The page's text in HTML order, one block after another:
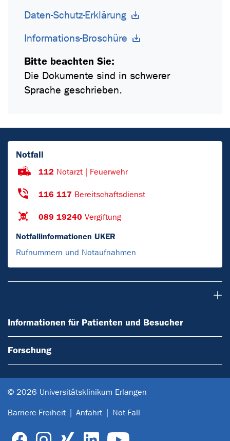
Daten-Schutz-Erklärung
Informations-Broschüre
Bitte beachten Sie:
Die Dokumente sind in schwerer
Sprache geschrieben.
Notfall
112 Notarzt | Feuerwehr
116 117 Bereitschaftsdienst
089 19240 Vergiftung
Notfallinformationen UKER
Rufnummern und Notaufnahmen
Informationen für Patienten und Besucher
Forschung
© 2026 Universitätsklinikum Erlangen
Barriere-Freiheit Anfahrt Not-Fall